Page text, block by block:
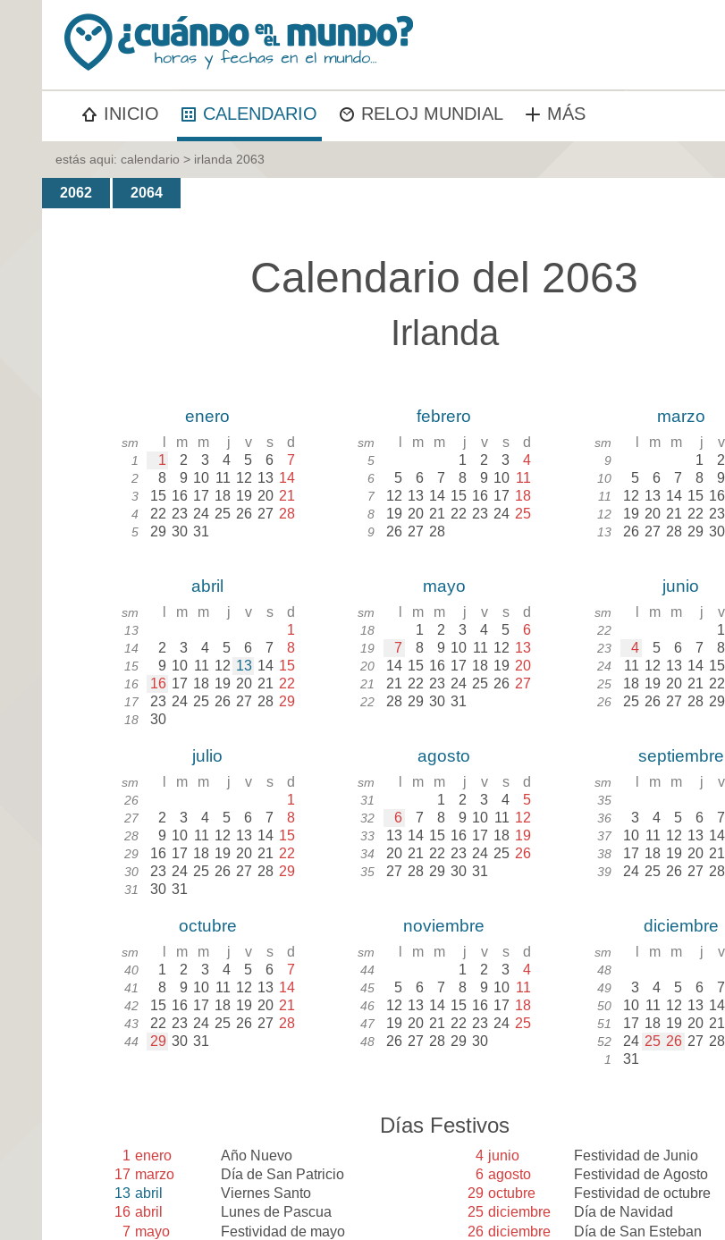
INICIO CALENDARIO RELOJ MUNDIAL MÁS
estás aqui: calendario > irlanda 2063
2062 2064
Calendario del 2063
Irlanda
enero
sm m m j v s d
1 1 2 3 4 5 6 7
2 8 9 10 11 12 13 14
3 15 16 17 18 19 20 21
4 22 23 24 25 26 27 28
5 29 30 31
febrero
sm m m j v s d
5 1 2 3 4
6 5 6 7 8 9 10 11
7 12 13 14 15 16 17 18
8 19 20 21 22 23 24 25
9 26 27 28
marzo
sm m m j v
9 1 2
10 5 6 7 8 9
11 12 13 14 15 16
12 19 20 21 22 23
13 26 27 28 29 30
abril
sm m m j v s d
13 1
14 2 3 4 5 6 7 8
15 9 10 11 12 13 14 15
16 16 17 18 19 20 21 22
17 23 24 25 26 27 28 29
18 30
mayo
sm m m j v s d
18 1 2 3 4 5 6
19 7 8 9 10 11 12 13
20 14 15 16 17 18 19 20
21 21 22 23 24 25 26 27
22 28 29 30 31
junio
sm m m j v
22 1
23 4 5 6 7 8
24 11 12 13 14 15
25 18 19 20 21 22
26 25 26 27 28 29
julio
sm m m j v s d
26 1
27 2 3 4 5 6 7 8
28 9 10 11 12 13 14 15
29 16 17 18 19 20 21 22
30 23 24 25 26 27 28 29
31 30 31
agosto
sm m m j v s d
31 1 2 3 4 5
32 6 7 8 9 10 11 12
33 13 14 15 16 17 18 19
34 20 21 22 23 24 25 26
35 27 28 29 30 31
septiembre
sm m m j v
35
36 3 4 5 6 7
37 10 11 12 13 14
38 17 18 19 20 21
39 24 25 26 27 28
octubre
sm m m j v s d
40 1 2 3 4 5 6 7
41 8 9 10 11 12 13 14
42 15 16 17 18 19 20 21
43 22 23 24 25 26 27 28
44 29 30 31
noviembre
sm m m j v s d
44 1 2 3 4
45 5 6 7 8 9 10 11
46 12 13 14 15 16 17 18
47 19 20 21 22 23 24 25
48 26 27 28 29 30
diciembre
sm m m j v
48
49 3 4 5 6 7
50 10 11 12 13 14
51 17 18 19 20 21
52 24 25 26 27 28
1 31
Días Festivos
1 enero
Año Nuevo
17 marzo
Día de San Patricio
13 abril
Viernes Santo
16 abril
Lunes de Pascua
7 mayo Festividad de mayo
4 junio
Festividad de Junio
6 agosto
Festividad de Agosto
29 octubre
Festividad de octubre
25 diciembre
Día de Navidad
26 diciembre Día de San Esteban